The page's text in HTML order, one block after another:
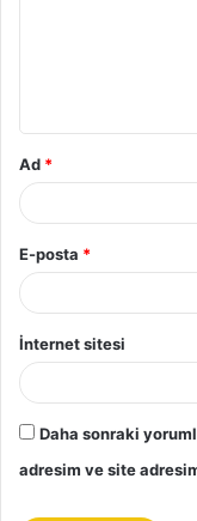
Ad *
E-posta *
İnternet sitesi
Daha sonraki
adresim ve site